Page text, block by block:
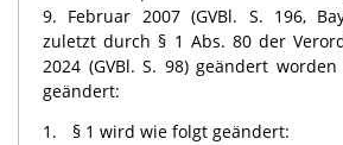
9. Februar 2007 (GVBl. S. 196,
zuletzt durch § 1 Abs. 80 der
2024 (GVBl. S. 98) geändert
geändert:
1.
§ 1 wird wie folgt geändert: